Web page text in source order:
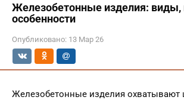
Железобетонные изделия: виды,
особенности
Опубликовано: 13 Мар 26
Железобетонные изделия охватывают